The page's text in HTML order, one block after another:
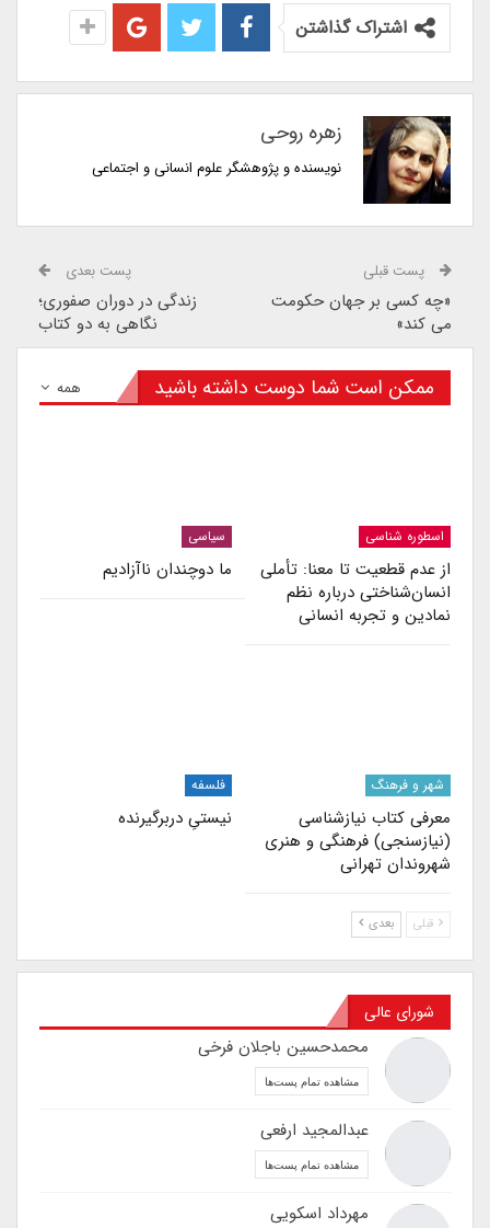
اشتراک گذاشتن
زهره روحی
نویسنده و پژوهشگر علوم انسانی و اجتماعی
پست قبلی
«چه کسی بر جهان حکومت
می کند»
پست بعدی
زندگی در دوران صفوری؛
نگاهی به دو کتاب
همه ممکن است شما دوست داشته باشید
اسطوره شناسی
از عدم قطعیت تا معنا: تأملی
انسان‌شناختی درباره نظم
نمادین و تجربه انسانی
سیاسی
ما دوچندان ناآزادیم
شهر و فرهنگ
معرفی کتاب نیازشناسی
(نیازسنجی) فرهنگی و هنری
شهروندان تهرانی
فلسفه
نیستیِ دربرگیرنده
قبلی بعدی
شورای عالی
محمدحسین باجلان فرخی
مشاهده تمام پست‌ها
عبدالمجید ارفعی
مشاهده تمام پست‌ها
مهرداد اسکویی